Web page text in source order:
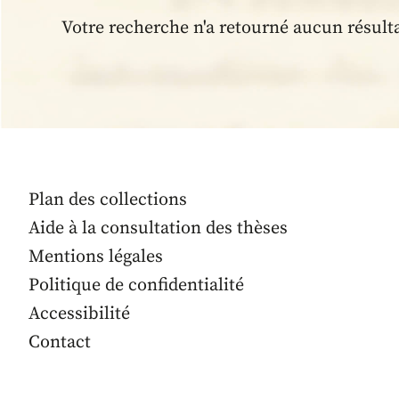
Votre recherche n'a retourné aucun
Plan des collections
Aide à la consultation des thèses
Mentions légales
Politique de confidentialité
Accessibilité
Contact